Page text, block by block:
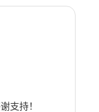
支持！